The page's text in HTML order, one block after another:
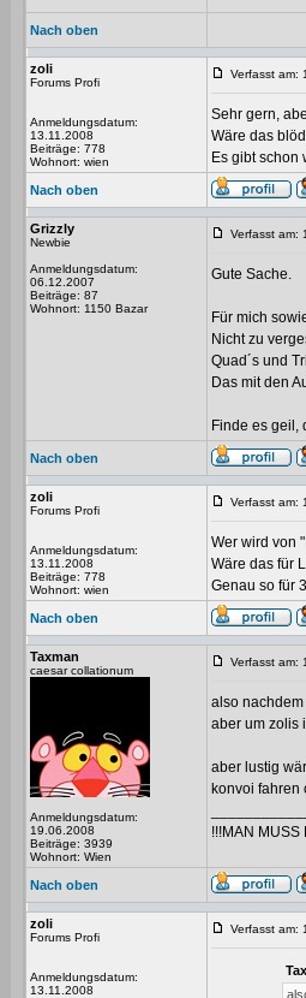
Nach oben
zoli
Forums Profi
Anmeldungsdatum:
13.11.2008
Beiträge: 778
Wohnort: wien
Verfasst am:
Sehr gern,
Wäre das
Es gibt schon
Nach oben
Grizzly
Newbie
Anmeldungsdatum:
06.12.2007
Beiträge: 87
Wohnort: 1150 Bazar
Verfasst am:
Gute Sache.
Für mich
Nicht zu
Quad´s und
Das mit den
Finde es geil,
Nach oben
zoli
Forums Profi
Anmeldungsdatum:
13.11.2008
Beiträge: 778
Wohnort: wien
Verfasst am:
Wer wird von
Wäre das für
Genau so für
Nach oben
Taxman
caesar collationum
Anmeldungsdatum:
19.06.2008
Beiträge: 3939
Wohnort: Wien
Verfasst am:
also
aber um zolis
aber lustig
konvoi fahren
!!!MAN MUSS
Nach oben
zoli
Forums Profi
Anmeldungsdatum:
13.11.2008
Verfasst am: